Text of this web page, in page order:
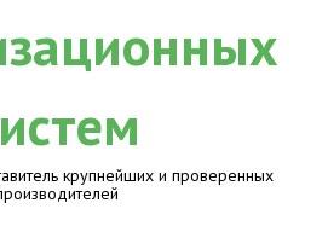
крупнейших и проверенных